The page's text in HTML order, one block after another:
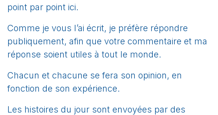
point par point ici.
Comme je vous l’ai écrit, je préfère répondre
publiquement, afin que votre commentaire et ma
réponse soient utiles à tout le monde.
Chacun et chacune se fera son opinion, en
fonction de son expérience.
Les histoires du jour sont envoyées par des